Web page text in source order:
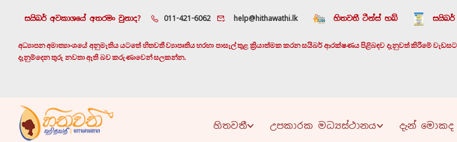
සයිබර් අවකාශයේ අතරමං වුනාද? 011-421-6062 help@hithawathi.lk හිතවතී ටීන්ස් හබ් සයිබර්
අධ්‍යාපන අමාත්‍යාංශයේ අනුමැතිය යටතේ හිතවතී ව්‍යාපෘතිය හරහා පාසැල් තුළ ක්‍රියාත්මක කරන සයිබර් ආරක්ෂණය පිළිබඳව දැනුවත් කිරීමේ
දැනුම්දෙන තුරු නවතා ඇති බව කරුණාවෙන් සලකන්න.
හිතවතී උපකාරක මධ්‍යස්ථානය දැන්